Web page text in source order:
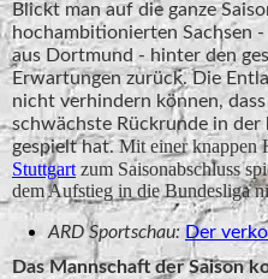
Blickt man auf die ganze
hochambitionierten Sachsen
aus Dortmund - hinter den
Erwartungen zurück. Die
nicht verhindern können,
schwächste Rückrunde in der
gespielt hat.Mit einer knappen
Stuttgart zum Saisonabschluss
dem Aufstieg in die Bundesliga
ARD Sportschau: Der
Das Mannschaft der Saison